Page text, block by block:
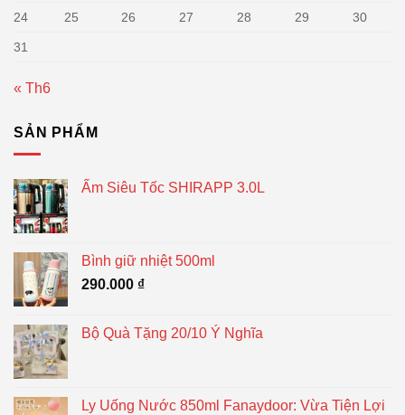
24 25 26 27 28 29 30
31
« Th6
SẢN PHẨM
Ấm Siêu Tốc SHIRAPP 3.0L
Bình giữ nhiệt 500ml
290.000 ₫
Bộ Quà Tặng 20/10 Ý Nghĩa
Ly Uống Nước 850ml Fanaydoor: Vừa Tiện Lợi